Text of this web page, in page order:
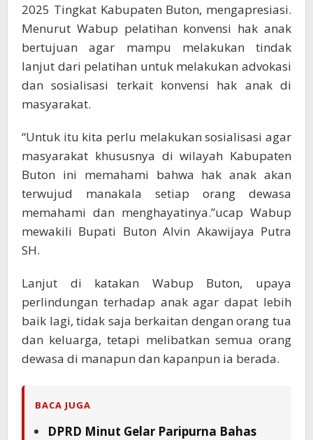
2025 Tingkat Kabupaten Buton, mengapresiasi.
Menurut Wabup pelatihan konvensi hak anak
bertujuan agar mampu melakukan tindak
lanjut dari pelatihan untuk melakukan advokasi
dan sosialisasi terkait konvensi hak anak di
masyarakat.
“Untuk itu kita perlu melakukan sosialisasi agar
masyarakat khususnya di wilayah Kabupaten
Buton ini memahami bahwa hak anak akan
terwujud manakala setiap orang dewasa
memahami dan menghayatinya.”ucap Wabup
mewakili Bupati Buton Alvin Akawijaya Putra
SH.
Lanjut di katakan Wabup Buton, upaya
perlindungan terhadap anak agar dapat lebih
baik lagi, tidak saja berkaitan dengan orang tua
dan keluarga, tetapi melibatkan semua orang
dewasa di manapun dan kapanpun ia berada.
BACA JUGA
DPRD Minut Gelar Paripurna Bahas